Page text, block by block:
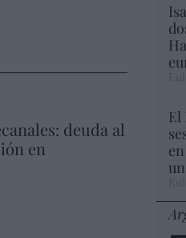
deuda al
en
El